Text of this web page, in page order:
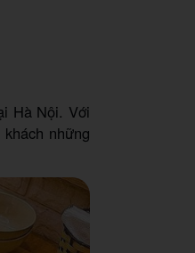
Hà Nội. Với
những